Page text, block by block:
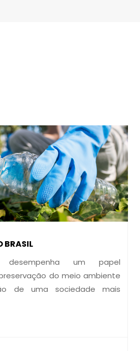
BRASIL
desempenha um papel
do meio ambiente
de uma sociedade mais